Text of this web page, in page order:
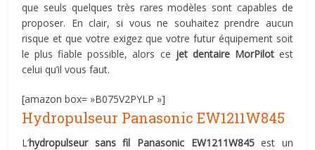
que seuls quelques très rares modèles sont capables de
proposer. En clair, si vous ne souhaitez prendre aucun
risque et que votre exigez que votre futur équipement soit
le plus fiable possible, alors ce jet dentaire MorPilotest
celui qu’il vous faut.
[amazon box= »B075V2PYLP »]
Hydropulseur Panasonic EW1211W845
L’hydropulseur sans fil Panasonic EW1211W845est un